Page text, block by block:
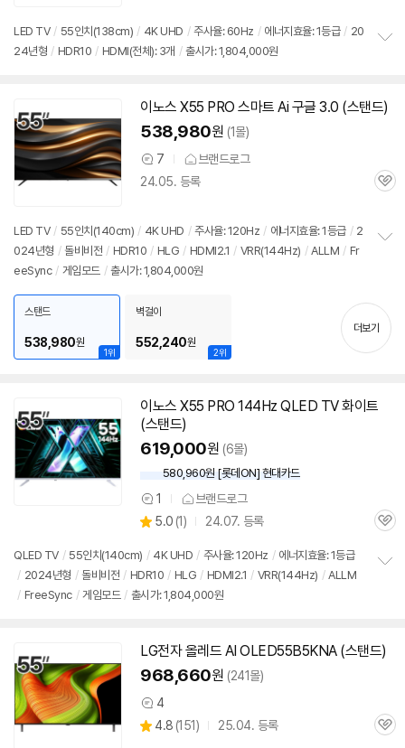
뷰
LED TV / 55인치 (138cm) / 4KUHD / 주사율: 60Hz / 에너지효율: 1등급 / 20
24년형 / HDR10 / HDMI(전체): 3개 / 출시가: 1,804,000원
치
이노스 X55 PRO 스마트 Ai 구글 3.0 (스탠드)
538,980원 (1몰)
상
품
7
브랜드로그
24.05. 등록
관
LED TV / 55인치 (140cm) / 4KUHD / 주사율: 120Hz / 에너지효율: 1등급 / 2
024년형 / 돌비비전 / HDR10 / HLG / HDMI2.1 / VRR(144Hz) / ALLM / Fr
eeSync / 게임모드 / 출시가: 1,804,000원
기
1위
스탠드
538,980원
2위
벽걸이
552,240원
더보기
이노스 X55 PRO 144Hz QLED TV화이트
(스탠드)
619,000원 (6몰)
580,960원 [롯데ON] 현대카드
상
품
견
1 브랜드로그
별
점
5.0 (상
리
뷰
1) 24.07. 등록
관
QLED TV / 55인치 (140cm) / 4KUHD / 주사율: 120Hz / 에너지효율: 1등급
/ 2024년형 / 돌비비전 / HDR10 / HLG / HDMI2.1 / VRR(144Hz) / ALLM
/ FreeSync / 게임모드 / 출시가: 1,804,000원
기
LG전자 올레드 AI OLED55B5KNA (스탠드)
968,660원 (241몰)
상
품
4
별
4.8 (상
151) 25.04. 등록
관
세부정보 열기/접기